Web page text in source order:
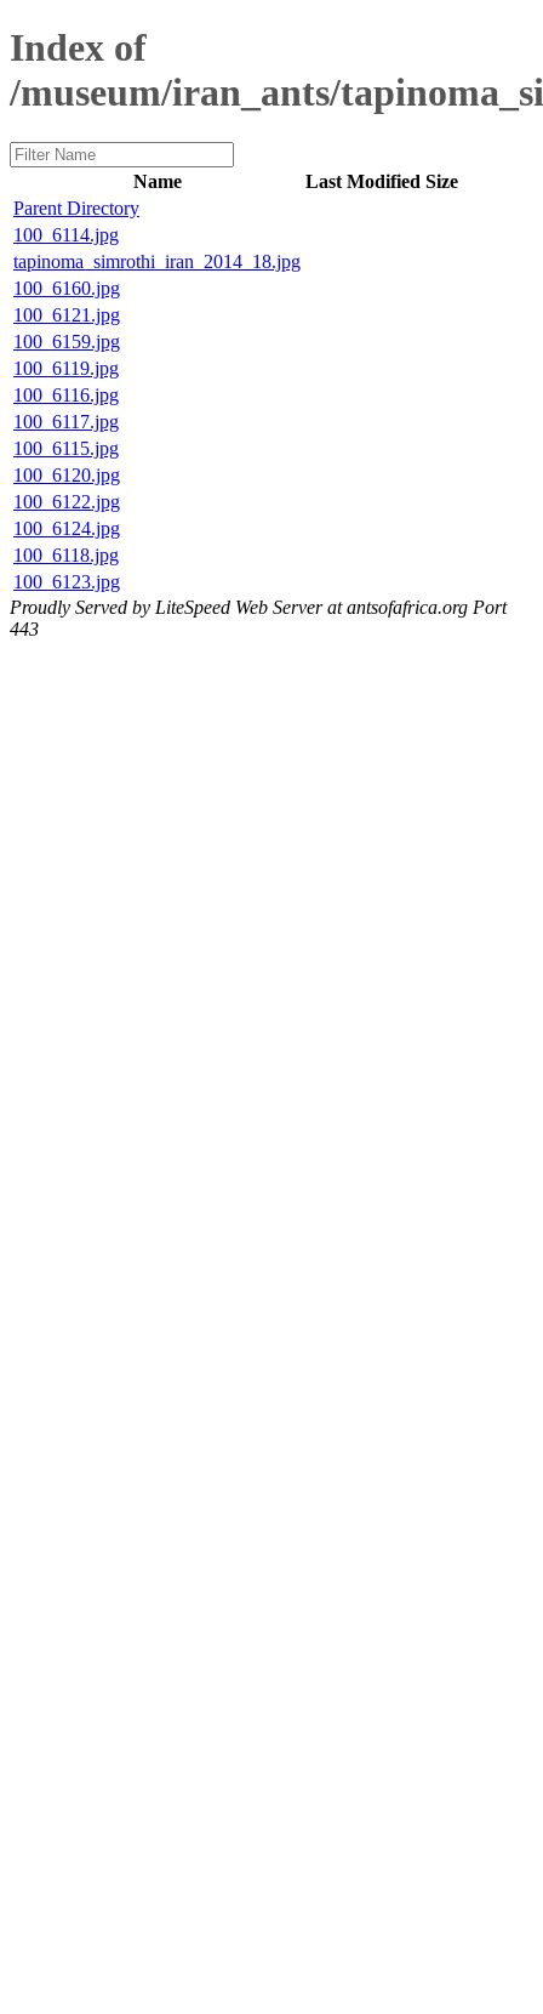
Index of
/museum/iran_ants/
Name Last Modified Size
Parent Directory
100_6114.jpg
tapinoma_simrothi_iran_2014_18.jpg
100_6160.jpg
100_6121.jpg
100_6159.jpg
100_6119.jpg
100_6116.jpg
100_6117.jpg
100_6115.jpg
100_6120.jpg
100_6122.jpg
100_6124.jpg
100_6118.jpg
100_6123.jpg
Proudly Served by LiteSpeed Web Server at antsofafrica.org Port
443